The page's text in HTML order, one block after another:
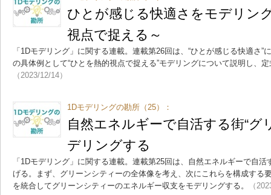
ひとが感じる快適さをモデリン
視点で捉える～
「1Dモデリング」に関する連載。連載第26回は、“ひとが感じる快適さ”
の具体例として“ひとを熱的視点で捉える”モデリングについて説明し、
（2023/12/14）
1Dモデリングの勘所（25）：
自然エネルギーで自活する街“グ
デリングする
「1Dモデリング」に関する連載。連載第25回は、自然エネルギーで自活
げる。まず、グリーンシティーの全体像を考え、次にこれらを構成する
を統合してグリーンシティーのエネルギー収支をモデリングする。
（